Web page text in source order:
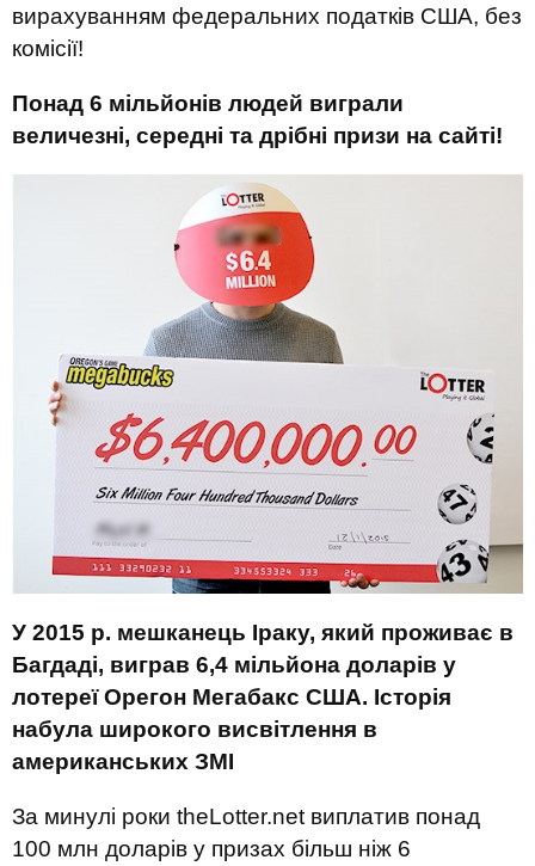
вирахуванням федеральних податків США, без
комісії!
Понад 6 мільйонів людей виграли
величезні, середні та дрібні призи на сайті!
У 2015 р. мешканець Іраку, який проживає в
Багдаді, виграв 6,4 мільйона доларів у
лотереї Орегон Мегабакс США. Історія
набула широкого висвітлення в
американських ЗМІ
За минулі роки theLotter.net виплатив понад
100 млн доларів у призах більш ніж 6